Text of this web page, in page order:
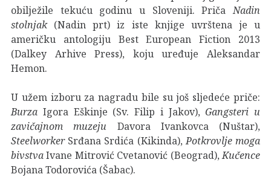
obilježile tekuću godinu u Sloveniji. Priča Nadin
stolnjak(Nadin prt) iz iste knjige uvrštena je u
američku antologiju Best European Fiction 2013
(Dalkey Arhive Press), koju uređuje Aleksandar
Hemon.
U užem izboru za nagradu bile su još sljedeće priče:
Burza Igora Eškinje (Sv. Filip i Jakov),Gangsteri u
zavičajnom muzeju Davora Ivankovca (Nuštar),
SteelworkerSrđana Srdića (Kikinda), Potkrovlje moga
bivstvaIvane Mitrović Cvetanović (Beograd), Kučence
Bojana Todorovića (Šabac).